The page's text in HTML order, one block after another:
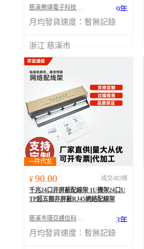
慈溪樂頌電子科技有限公司 9年
月均發貨速度： 暫無記錄
浙江 慈溪市
¥ 90.00
成交483條
千兆24口非屏蔽配線架 1U機架24口U
TP超五類非屏蔽RJ45網絡配線架
慈溪市環亞通信科技有限公司 3年
月均發貨速度： 暫無記錄